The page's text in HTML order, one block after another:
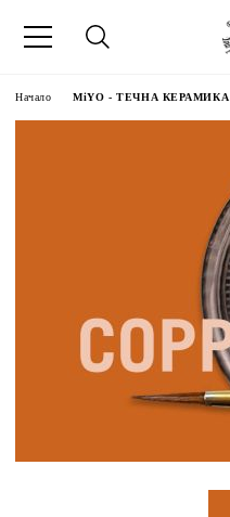
Начало MiYO - ТЕЧНА КЕРАМИКА